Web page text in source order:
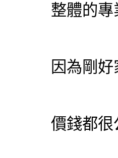
整體的
因為剛
價錢都